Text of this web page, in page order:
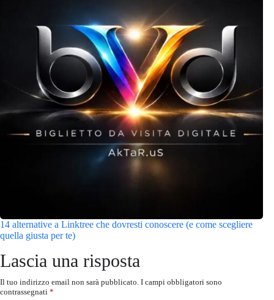
14 alternative a Linktree che dovresti conoscere (e come scegliere
quella giusta per te)
Lascia una risposta
Il tuo indirizzo email non sarà pubblicato. I campi obbligatori sono
contrassegnati *